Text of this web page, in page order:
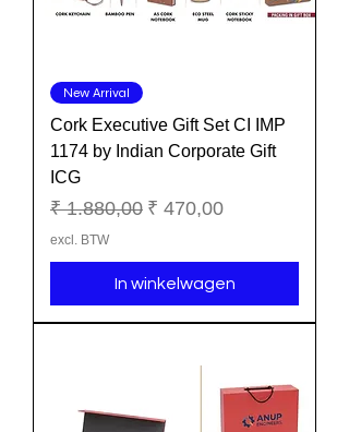
New Arrival
Cork Executive Gift Set CI IMP
1174 by Indian Corporate Gift
ICG
Normale prijs
₹ 1.880,00 Verkoopprijs
₹ 470,00
excl. BTW
In winkelwagen